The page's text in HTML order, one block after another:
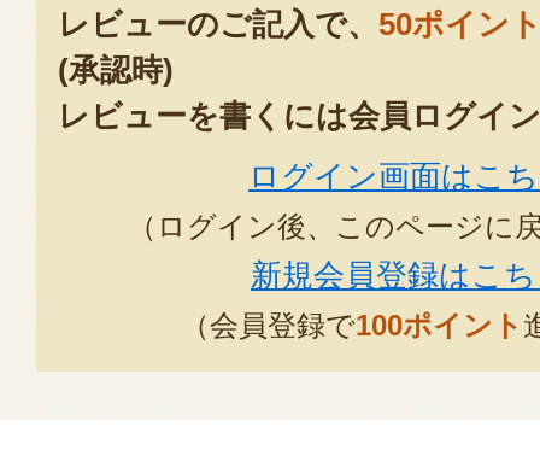
レビューのご記入で、 50ポイン
(承認時)
レビューを書くには会員ログイ
ログイン画面はこ
（ログイン後、このページに
新規会員登録はこ
（会員登録で100ポイント